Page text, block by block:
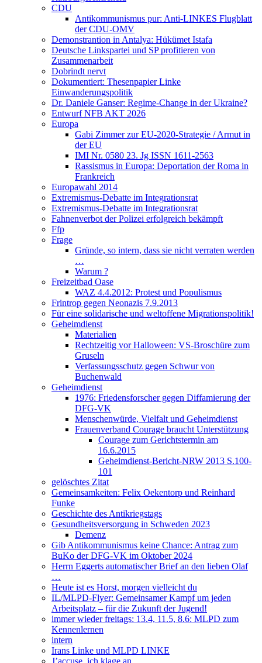
CDU
Antikommunismus pur: Anti-LINKES Flugblatt
der CDU-OMV
Demonstrantion in Antalya: Hükümet Istafa
Deutsche Linkspartei und SP profitieren von
Zusammenarbeit
Dobrindt nervt
Dokumentiert: Thesenpapier Linke
Einwanderungspolitik
Dr. Daniele Ganser: Regime-Change in der Ukraine?
Entwurf NFB AKT 2026
Europa
Gabi Zimmer zur EU-2020-Strategie / Armut in
der EU
IMI Nr. 0580 23. Jg ISSN 1611-2563
Rassismus in Europa: Deportation der Roma in
Frankreich
Europawahl 2014
Extremismus-Debatte im Integrationsrat
Extremismus-Debatte im Integrationsrat
Fahnenverbot der Polizei erfolgreich bekämpft
Ffp
Frage
Gründe, so intern, dass sie nicht verraten werden
…
Warum ?
Freizeitbad Oase
WAZ 4.4.2012: Protest und Populismus
Frintrop gegen Neonazis 7.9.2013
Für eine solidarische und weltoffene Migrationspolitik!
Geheimdienst
Materialien
Rechtzeitig vor Halloween: VS-Broschüre zum
Gruseln
Verfassungsschutz gegen Schwur von
Buchenwald
Geheimdienst
1976: Friedensforscher gegen Diffamierung der
DFG-VK
Menschenwürde, Vielfalt und Geheimdienst
Frauenverband Courage braucht Unterstützung
Courage zum Gerichtstermin am
16.6.2015
Geheimdienst-Bericht-NRW 2013 S.100-
101
gelöschtes Zitat
Gemeinsamkeiten: Felix Oekentorp und Reinhard
Funke
Geschichte des Antikriegstags
Gesundheitsversorgung in Schweden 2023
Demenz
Gib Antikommunismus keine Chance: Antrag zum
BuKo der DFG-VK im Oktober 2024
Herrn Eggerts automatischer Brief an den lieben Olaf
…
Heute ist es Horst, morgen vielleicht du
IL/MLPD-Flyer: Gemeinsamer Kampf um jeden
Arbeitsplatz – für die Zukunft der Jugend!
immer wieder freitags: 13.4, 11.5, 8.6: MLPD zum
Kennenlernen
intern
Irans Linke und MLPD LINKE
J’accuse, ich klage an